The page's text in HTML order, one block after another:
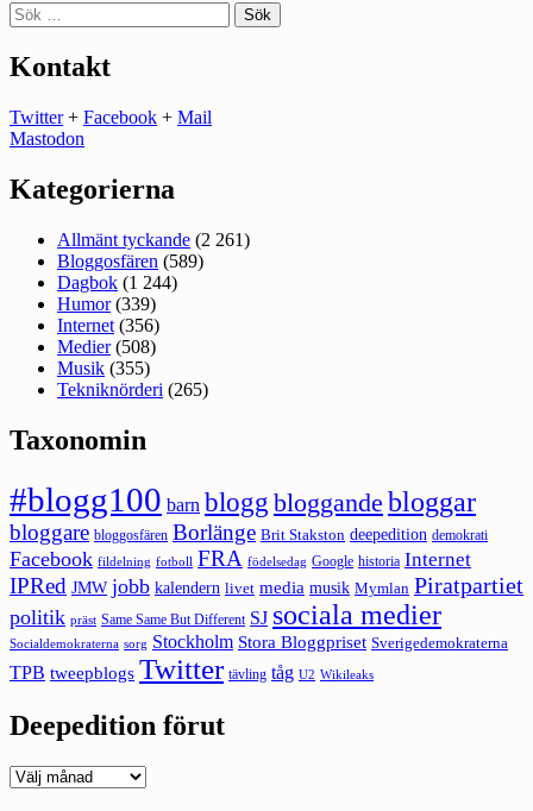
Sök
efter:
Kontakt
Twitter+ Facebook + Mail
Mastodon
Kategorierna
Allmänt tyckande (2 261)
Bloggosfären (589)
Dagbok (1 244)
Humor(339)
Internet (356)
Medier(508)
Musik (355)
Tekniknörderi (265)
Taxonomin
#blogg100 barn blogg bloggande bloggar
bloggare bloggosfären Borlänge Brit Stakston deepedition demokrati
Facebook fildelning fotboll FRA födelsedag Google historia Internet
IPRed JMW jobb kalendern livet media musik Mymlan Piratpartiet
politik präst Same Same But Different SJ sociala medier
Socialdemokraterna sorg Stockholm Stora Bloggpriset Sverigedemokraterna
TPB tweepblogs Twitter tävling tåg U2 Wikileaks
Deepedition förut
Deepedition